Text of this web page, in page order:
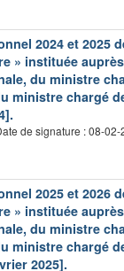
2024 et
» instituée
du ministre
ministre chargé
de signature : 08-02-
2025 et
» instituée
du ministre
ministre chargé
2025].